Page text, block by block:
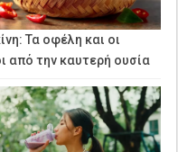
Τα οφέλη και οι
από την καυτερή ουσία